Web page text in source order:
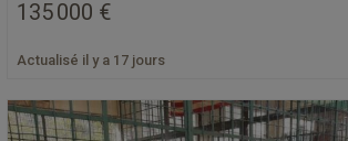
135 000 €
Actualisé il y a 17 jours